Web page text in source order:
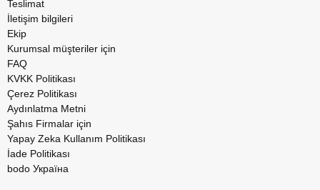
Teslimat
İletişim bilgileri
Ekip
Kurumsal müşteriler için
FAQ
KVKK Politikası
Çerez Politikası
Aydınlatma Metni
Şahıs Firmalar için
Yapay Zeka Kullanım Politikası
İade Politikası
bodo Україна